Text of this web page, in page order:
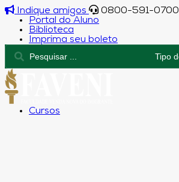
Indique amigos
0800-591-0700
Portal do Aluno
Biblioteca
Imprima seu boleto
Cursos